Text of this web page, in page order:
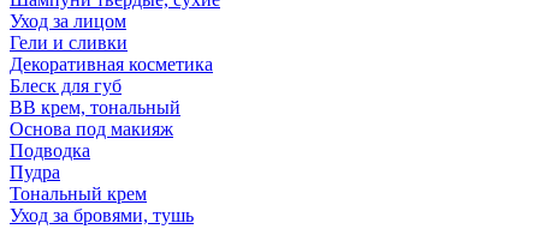
Уход за лицом
Гели и сливки
Декоративная косметика
Блеск для губ
ВВ крем, тональный
Основа под макияж
Подводка
Пудра
Тональный крем
Уход за бровями, тушь